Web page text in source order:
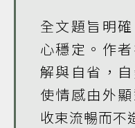
全文題旨明
心穩定。作
解與自省，
使情感由外
收束流暢而不